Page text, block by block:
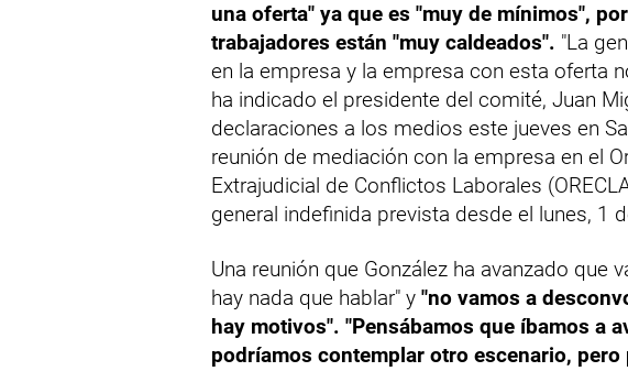
una oferta" ya que es "muy de mínimos",
trabajadores están "muy caldeados". "La
en la empresa y la empresa con esta oferta
ha indicado el presidente del comité, Juan
declaraciones a los medios este jueves en
reunión de mediación con la empresa en el
Extrajudicial de Conflictos Laborales
general indefinida prevista desde el lunes, 1
Una reunión que González ha avanzado que
hay nada que hablar" y "no vamos a
hay motivos". "Pensábamos que íbamos a
podríamos contemplar otro escenario, pero